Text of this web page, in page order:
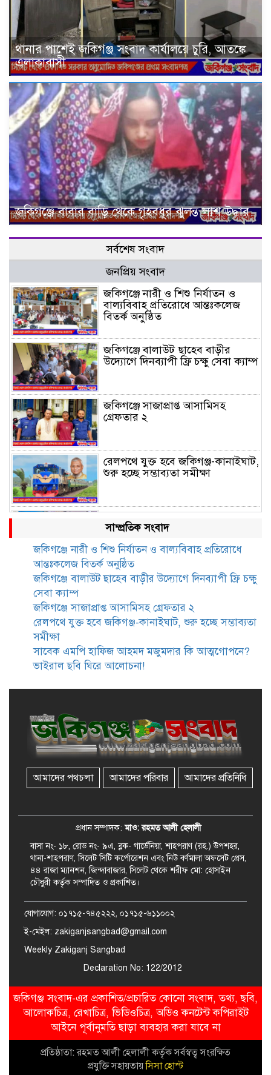
থানার পাশেই জকিগঞ্জ সংবাদ কার্যালয়ে চুরি, আতঙ্কে
এলাকাবাসী
জকিগঞ্জে বাবার বাড়ি থেকে গৃহবধূর ঝুলন্ত লাশ উদ্ধার
সর্বশেষ সংবাদ
জনপ্রিয় সংবাদ
জকিগঞ্জে নারী ও শিশু নির্যাতন ও
বাল্যবিবাহ প্রতিরোধে আন্তঃকলেজ
বিতর্ক অনুষ্ঠিত
জকিগঞ্জে বালাউট ছাহেব বাড়ীর
উদ্যোগে দিনব্যাপী ফ্রি চক্ষু সেবা ক্যাম্প
জকিগঞ্জে সাজাপ্রাপ্ত আসামিসহ
গ্রেফতার ২
রেলপথে যুক্ত হবে জকিগঞ্জ-কানাইঘাট,
শুরু হচ্ছে সম্ভাব্যতা সমীক্ষা
সাবেক এমপি হাফিজ আহমদ
মজুমদার কি আত্মগোপনে? ভাইরাল
ছবি ঘিরে আলোচনা!
ভাতা পেতে টাকা লাগে না, জকিগঞ্জে
সমাজসেবা কর্মকর্তার গুরুত্বপূর্ণ বার্তা
জকিগঞ্জে সরকারি পাঁচ ভাতার আবেদন
জকিগঞ্জে সুরমা নদীর বালুমহালে
সত্যতা মেলেনি
জকিগঞ্জে ৪ হাজার পিস ইয়াবাসহ
একজন গ্রেপ্তার
আসনের এমপি মুফতি আবুল হাসান
সাম্প্রতিক সংবাদ
জকিগঞ্জে নারী ও শিশু নির্যাতন ও বাল্যবিবাহ প্রতিরোধে
আন্তঃকলেজ বিতর্ক অনুষ্ঠিত
জকিগঞ্জে বালাউট ছাহেব বাড়ীর উদ্যোগে দিনব্যাপী ফ্রি চক্ষু
সেবা ক্যাম্প
জকিগঞ্জে সাজাপ্রাপ্ত আসামিসহ গ্রেফতার ২
রেলপথে যুক্ত হবে জকিগঞ্জ-কানাইঘাট, শুরু হচ্ছে সম্ভাব্যতা
সমীক্ষা
সাবেক এমপি হাফিজ আহমদ মজুমদার কি আত্মগোপনে?
ভাইরাল ছবি ঘিরে আলোচনা!
আমাদের পথচলা আমাদের পরিবার আমাদের প্রতিনিধি
প্রধান সম্পাদক:মাও: রহমত আলী হেলালী
বাসা নং- ১৮, রোড নং- ৯এ, ব্লক- গার্ডেনিয়া, শাহপরাণ (রহ.) উপশহর,
থানা-শাহপরাণ, সিলেট সিটি কর্পোরেশন এবং নিউ বর্ণমালা অফসেট প্রেস,
৪৪ রাজা ম্যানশন, জিন্দাবাজার, সিলেট থেকে শরীফ মো: হোসাইন
চৌধুরী কর্তৃক সম্পাদিত ও প্রকাশিত।
যোগাযোগ: ০১৭১৫-৭৪৫২২২, ০১৭১৫-৬১১০০২
ই-মেইল: zakiganjsangbad@gmail.com
Weekly Zakiganj Sangbad
Declaration No: 122/2012
জকিগঞ্জ সংবাদ-এর প্রকাশিত/প্রচারিত কোনো সংবাদ, তথ্য, ছবি,
আলোকচিত্র, রেখাচিত্র, ভিডিওচিত্র, অডিও কনটেন্ট কপিরাইট
আইনে পূর্বানুমতি ছাড়া ব্যবহার করা যাবে না
প্রতিষ্ঠাতা: রহমত আলী হেলালী কর্তৃক সর্বস্বত্ব সংরক্ষিত
প্রযুক্তি সহায়তায়সিসা হোস্ট